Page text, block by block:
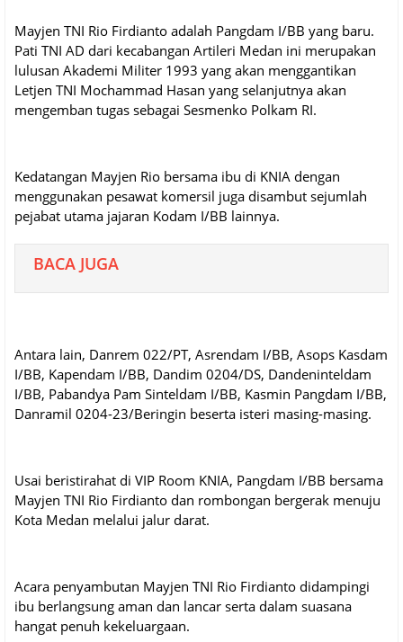
Mayjen TNI Rio Firdianto adalah Pangdam I/BB yang baru.
Pati TNI AD dari kecabangan Artileri Medan ini merupakan
lulusan Akademi Militer 1993 yang akan menggantikan
Letjen TNI Mochammad Hasan yang selanjutnya akan
mengemban tugas sebagai Sesmenko Polkam RI.
Kedatangan Mayjen Rio bersama ibu di KNIA dengan
menggunakan pesawat komersil juga disambut sejumlah
pejabat utama jajaran Kodam I/BB lainnya.
BACA JUGA
Antara lain, Danrem 022/PT, Asrendam I/BB, Asops Kasdam
I/BB, Kapendam I/BB, Dandim 0204/DS, Dandeninteldam
I/BB, Pabandya Pam Sinteldam I/BB, Kasmin Pangdam I/BB,
Danramil 0204-23/Beringin beserta isteri masing-masing.
Usai beristirahat di VIP Room KNIA, Pangdam I/BB bersama
Mayjen TNI Rio Firdianto dan rombongan bergerak menuju
Kota Medan melalui jalur darat.
Acara penyambutan Mayjen TNI Rio Firdianto didampingi
ibu berlangsung aman dan lancar serta dalam suasana
hangat penuh kekeluargaan.